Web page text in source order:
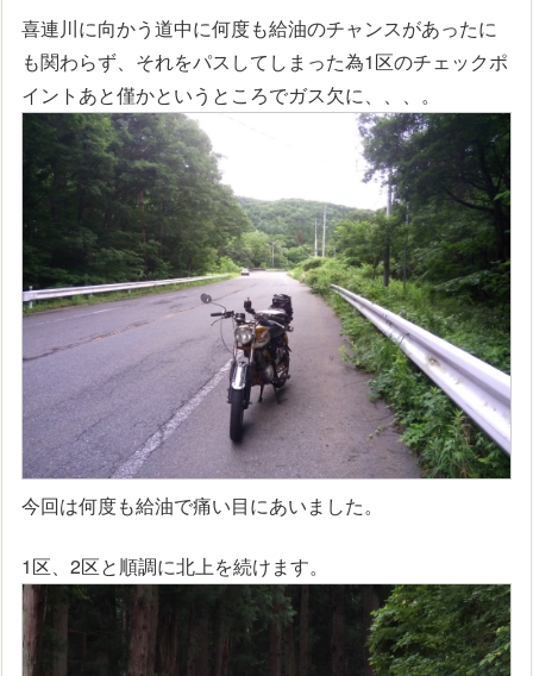
喜連川に向かう道中に何度も給油のチャンスがあったに
も関わらず、それをパスしてしまった為1区のチェックポ
イントあと僅かというところでガス欠に、、、。
今回は何度も給油で痛い目にあいました。
1区、2区と順調に北上を続けます。